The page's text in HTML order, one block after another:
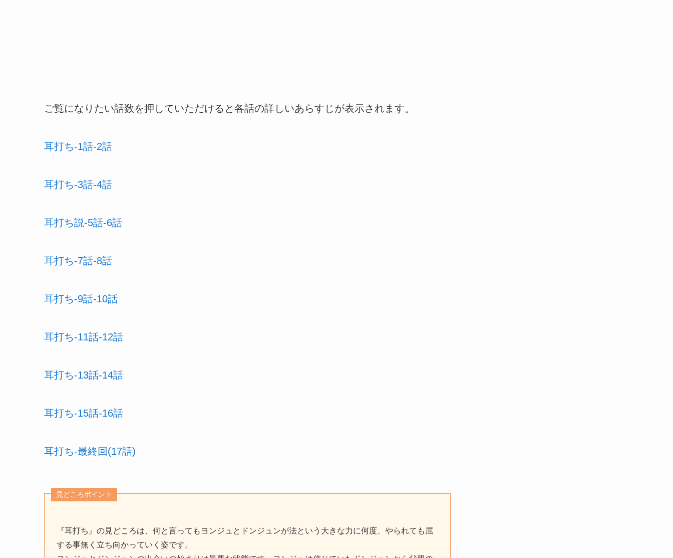
ご覧になりたい話数を押していただけると各話の詳しいあらすじが表示されます。
耳打ち-1話-2話
耳打ち-3話-4話
耳打ち説-5話-6話
耳打ち-7話-8話
耳打ち-9話-10話
耳打ち-11話-12話
耳打ち-13話-14話
耳打ち-15話-16話
耳打ち-最終回(17話)
見どころポイント
『耳打ち』の見どころは、何と言ってもヨンジュとドンジュンが法という大きな力に何度、やられても屈
する事無く立ち向かっていく姿です。